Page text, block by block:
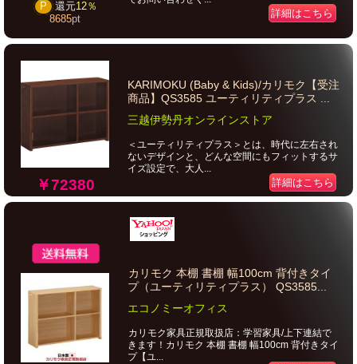
P 還元12％
8685pt
詳細はこちら
￥72380
KARIMOKU (Baby & Kids)/カリモク【受注
商品】QS3585 ユーティリティプラス ...
三越伊勢丹オンラインストア
＜ユーティリティプラス＞とは、時代に左右され
ないデザインと、どんな空間にもフィットするサ
イズ設定で、大人...
詳細はこちら
カリモク 本棚 書棚 幅100cm 背付きタイ
プ（ユーティリティプラス） QS3585...
エコノミーオフィス
カリモク家具正規取扱店：学習家具/上下連結で
きます！カリモク 本棚 書棚 幅100cm 背付きタイ
プ【ユ...